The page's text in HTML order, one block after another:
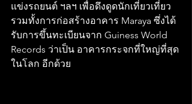
แข่งรถยนต์ ฯลฯ เพื่อดึงดูดนักเที่ยวเที่ยว
รวมทั้งการก่อสร้างอาคาร Maraya ซึ่งได้
รับการขึ้นทะเบียนจาก Guiness World
Records ว่าเป็น อาคารกระจกที่ใหญ่ที่สุด
ในโลก อีกด้วย